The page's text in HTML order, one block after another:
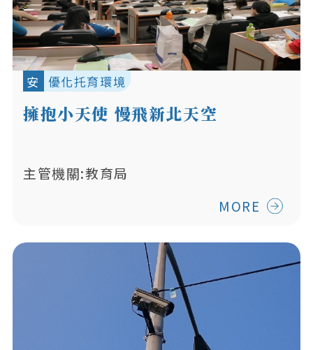
安 優化托育環境
擁抱小天使 慢飛新北天空
主管機關:教育局
MORE